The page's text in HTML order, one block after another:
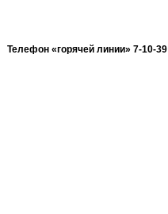
Телефон «горячей линии» 7-10-39